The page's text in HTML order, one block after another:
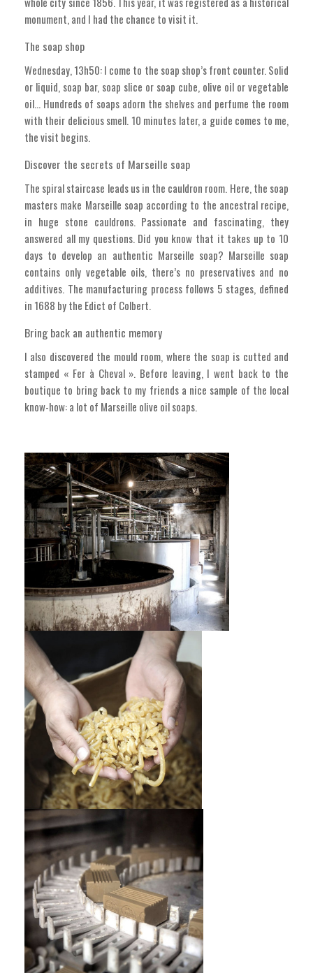
monument, and I had the chance to visit it.
The soap shop
Wednesday, 13h50: I come to the soap shop’s front counter. Solid
or liquid, soap bar, soap slice or soap cube, olive oil or vegetable
oil... Hundreds of soaps adorn the shelves and perfume the room
with their delicious smell. 10 minutes later, a guide comes to me,
the visit begins.
Discover the secrets of Marseille soap
The spiral staircase leads us in the cauldron room. Here, the soap
masters make Marseille soap according to the ancestral recipe,
in huge stone cauldrons. Passionate and fascinating, they
answered all my questions. Did you know that it takes up to 10
days to develop an authentic Marseille soap? Marseille soap
contains only vegetable oils, there’s no preservatives and no
additives. The manufacturing process follows 5 stages, defined
in 1688 by the Edict of Colbert.
Bring back an authentic memory
I also discovered the mould room, where the soap is cutted and
stamped « Fer à Cheval ». Before leaving, I went back to the
boutique to bring back to my friends a nice sample of the local
know-how: a lot of Marseille olive oil soaps.